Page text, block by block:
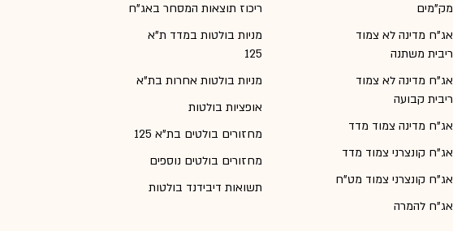
מק"מים
אג"ח מדינה לא צמוד
ריבית משתנה
אג"ח מדינה לא צמוד
ריבית קבועה
אג"ח מדינה צמוד מדד
אג"ח קונצרני צמוד מדד
אג"ח קונצרני צמוד מט"ח
אג"ח להמרה
ריכוז תוצאות המסחר באג"ח
מניות בולטות במדד ת"א
125
מניות בולטות אחרות בת"א
אופציות בולטות
מחזורים בולטים בת"א 125
מחזורים בולטים נוספים
תשואות דיבידנד בולטות